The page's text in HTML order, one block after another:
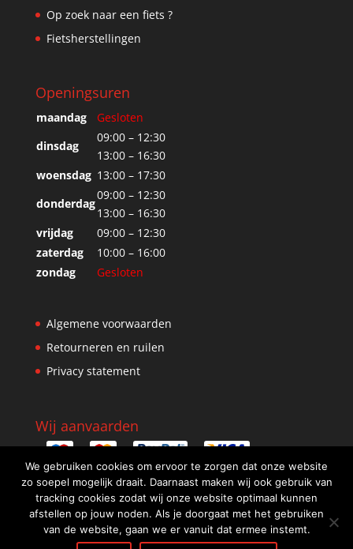
Op zoek naar een fiets ?
Fietsherstellingen
Openingsuren
maandag
Gesloten
dinsdag
09:00 – 12:30
13:00 – 16:30
woensdag 13:00 – 17:30
donderdag
09:00 – 12:30
13:00 – 16:30
vrijdag
09:00 – 12:30
zaterdag
10:00 – 16:00
zondag
Gesloten
Algemene voorwaarden
Retourneren en ruilen
Privacy statement
Wij aanvaarden
We gebruiken cookies om ervoor te zorgen dat onze website
zo soepel mogelijk draait. Daarnaast maken wij ook gebruik van
tracking cookies zodat wij onze website optimaal kunnen
afstellen op jouw noden. Als je doorgaat met het gebruiken
van de website, gaan we er vanuit dat ermee instemt.